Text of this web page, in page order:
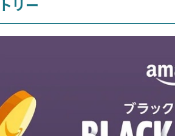
トリー